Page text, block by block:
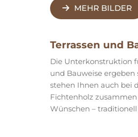
MEHR BILDER
Terrassen und
Die Unterkonstruktion
und Bauweise
stehen Ihnen auch bei
Fichtenholz
Wünschen –